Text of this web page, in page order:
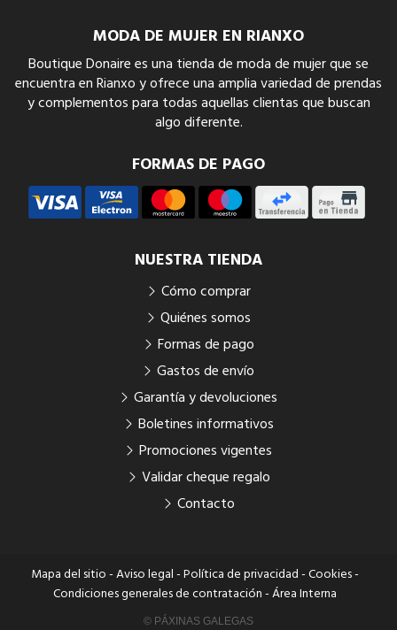
MODA DE MUJER EN RIANXO
Boutique Donaire es una tienda de moda de mujer que se
encuentra en Rianxo y ofrece una amplia variedad de prendas
y complementos para todas aquellas clientas que buscan
algo diferente.
FORMAS DE PAGO
NUESTRA TIENDA
Cómo comprar
Quiénes somos
Formas de pago
Gastos de envío
Garantía y devoluciones
Boletines informativos
Promociones vigentes
Validar cheque regalo
Contacto
Mapa del sitio - Aviso legal - Política de privacidad - Cookies-
Condiciones generales de contratación - Área Interna
© PÁXINAS GALEGAS